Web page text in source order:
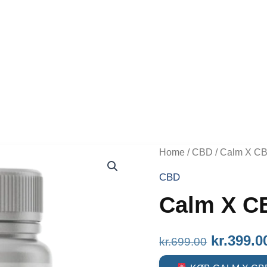
Home / CBD / Calm X
CBD
Calm X
kr.699.00 Original
price
kr.